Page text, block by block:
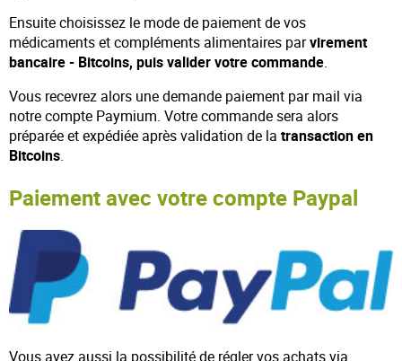
Ensuite choisissez le mode de paiement de vos
médicaments et compléments alimentaires parvirement
bancaire - Bitcoins, puis valider votre commande.
Vous recevrez alors une demande paiement par mail via
notre compte Paymium. Votre commande sera alors
préparée et expédiée après validation de la transaction en
Bitcoins.
Paiement avec votre compte Paypal
Vous avez aussi la possibilité de régler vos achats via